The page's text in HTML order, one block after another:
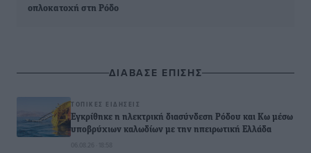
οπλοκατοχή στη Ρόδο
ΔΙΑΒΑΣΕ ΕΠΙΣΗΣ
ΤΟΠΙΚΈΣ ΕΙΔΉΣΕΙΣ
Εγκρίθηκε η ηλεκτρική διασύνδεση Ρόδου και Κω μέσω
υποβρύχιων καλωδίων με την ηπειρωτική Ελλάδα
06.08.26 · 18:58